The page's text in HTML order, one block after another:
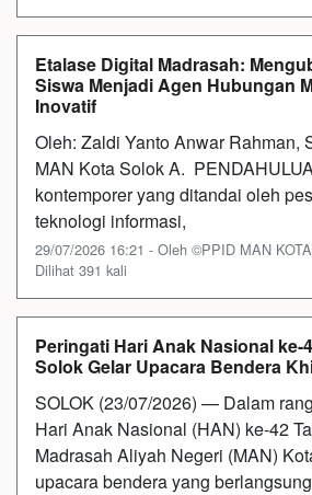
Etalase Digital Madrasah:
Siswa Menjadi Agen Hubungan
Inovatif
Oleh: Zaldi Yanto Anwar Rahman,
MAN Kota Solok A.
kontemporer yang ditandai oleh
teknologi informasi,
29/07/2026 16:21 - Oleh ©PPID MAN
Dilihat 391 kali
Peringati Hari Anak Nasional ke-
Solok Gelar Upacara Bendera
SOLOK (23/07/2026) — Dalam
Hari Anak Nasional (HAN) ke-42
Madrasah Aliyah Negeri (MAN)
upacara bendera yang